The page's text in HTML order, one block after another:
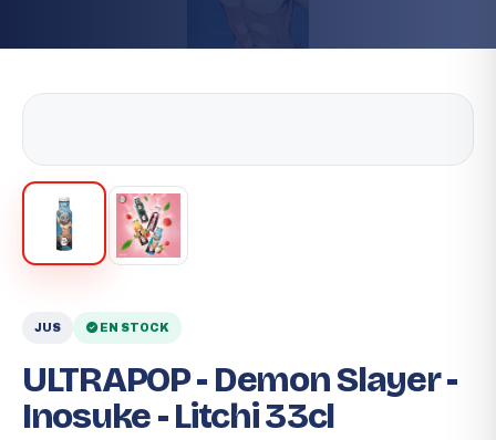
JUS EN STOCK
ULTRAPOP - Demon Slayer -
Inosuke - Litchi 33cl